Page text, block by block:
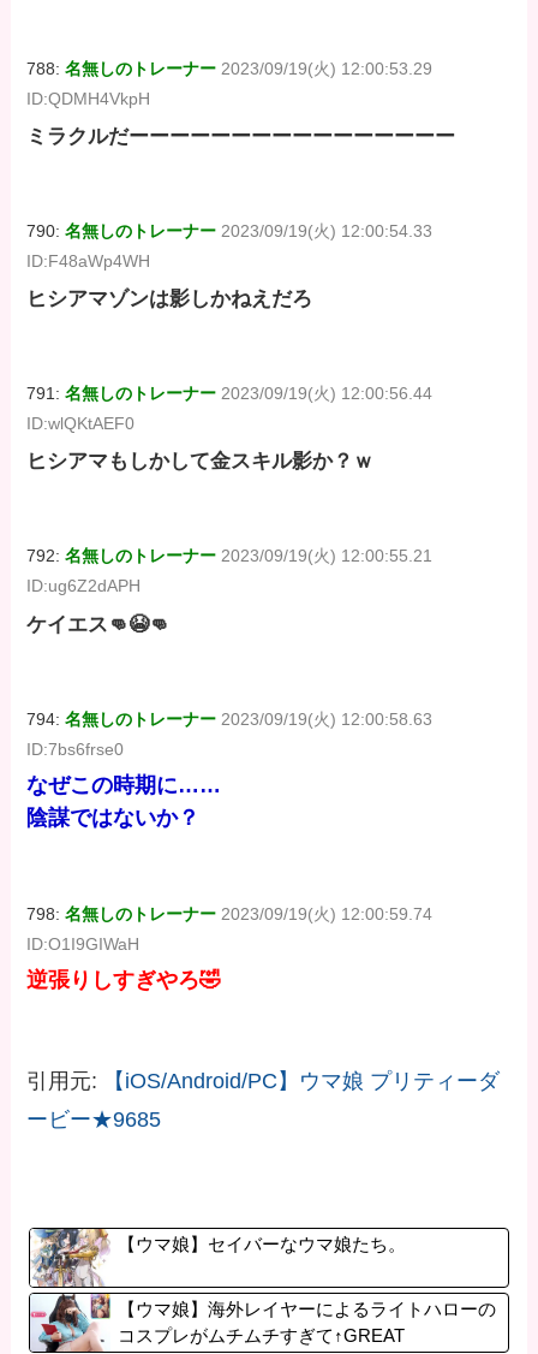
788:名無しのトレーナー 2023/09/19(火) 12:00:53.29
ID:QDMH4VkpH
ミラクルだーーーーーーーーーーーーーーーー
790:名無しのトレーナー 2023/09/19(火) 12:00:54.33
ID:F48aWp4WH
ヒシアマゾンは影しかねえだろ
791:名無しのトレーナー 2023/09/19(火) 12:00:56.44
ID:wlQKtAEF0
ヒシアマもしかして金スキル影か？ｗ
792:名無しのトレーナー 2023/09/19(火) 12:00:55.21
ID:ug6Z2dAPH
ケイエス👊😭👊
794:名無しのトレーナー 2023/09/19(火) 12:00:58.63
ID:7bs6frse0
なぜこの時期に……
陰謀ではないか？
798:名無しのトレーナー 2023/09/19(火) 12:00:59.74
ID:O1I9GIWaH
逆張りしすぎやろ🤣
引用元:
【iOS/Android/PC】ウマ娘 プリティーダ
ービー★9685
【ウマ娘】セイバーなウマ娘たち。
【ウマ娘】海外レイヤーによるライトハローの
コスプレがムチムチすぎて↑GREAT